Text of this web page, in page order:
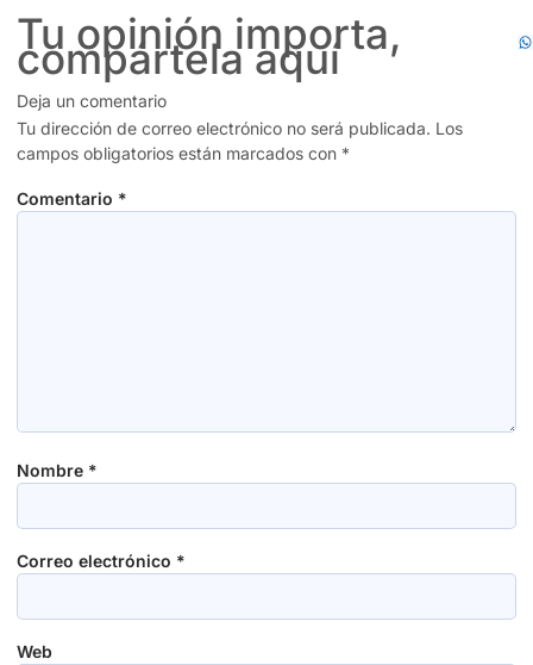
Tu opinión importa,
compártela aquí
Deja un comentario
Tu dirección de correo electrónico no será publicada. Los
campos obligatorios están marcados con *
Comentario *
Nombre *
Correo electrónico *
Web